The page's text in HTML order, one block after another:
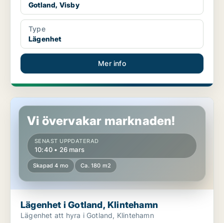
Gotland, Visby
Type
Lägenhet
Mer info
Lägenhet i Gotland, Klintehamn
Vi övervakar marknaden!
SENAST UPPDATERAD
10:40 • 26 mars
Skapad 4 mo Ca. 180 m2
Lägenhet i Gotland, Klintehamn
Lägenhet att hyra i Gotland, Klintehamn